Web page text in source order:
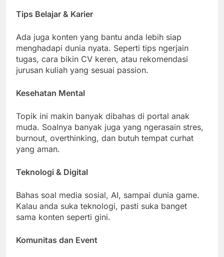
Tips Belajar & Karier
Ada juga konten yang bantu anda lebih siap
menghadapi dunia nyata. Seperti tips ngerjain
tugas, cara bikin CV keren, atau rekomendasi
jurusan kuliah yang sesuai passion.
Kesehatan Mental
Topik ini makin banyak dibahas di portal anak
muda. Soalnya banyak juga yang ngerasain stres,
burnout, overthinking, dan butuh tempat curhat
yang aman.
Teknologi & Digital
Bahas soal media sosial, AI, sampai dunia game.
Kalau anda suka teknologi, pasti suka banget
sama konten seperti gini.
Komunitas dan Event